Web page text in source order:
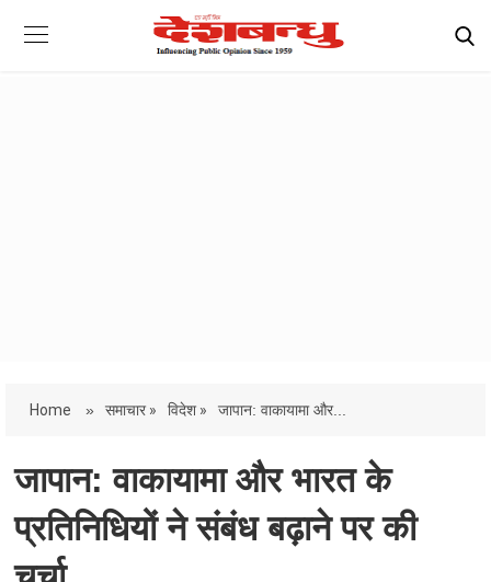
Home » समाचार » विदेश » जापान: वाकायामा और...
जापान: वाकायामा और भारत के
प्रतिनिधियों ने संबंध बढ़ाने पर की